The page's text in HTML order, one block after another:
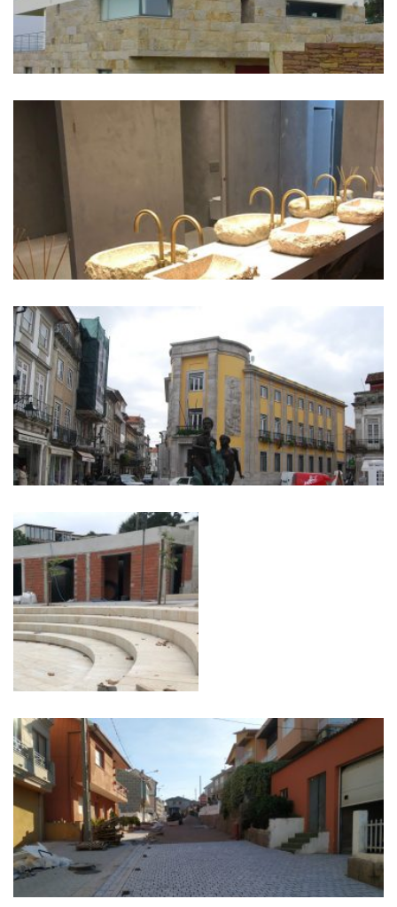
PROJETO GRANDE HOTEL LISBOA
PRAÇA DA RÉPUBLICA VIANA DO
CASTELO
POVOA DE VARZIM
PONTEVEDRA